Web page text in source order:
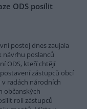
ODS posílit
postoj dnes zaujala
návrhu poslanců
ODS, kteří chtějí
zástupců obcí
v radách národních
občanských
roli zástupců